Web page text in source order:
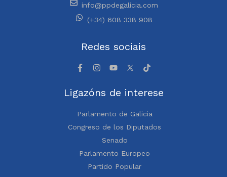
info@ppdegalicia.com
(+34) 608 338 908
Redes sociais
Ligazóns de interese
Parlamento de Galicia
Congreso de los Diputados
Senado
Parlamento Europeo
Partido Popular